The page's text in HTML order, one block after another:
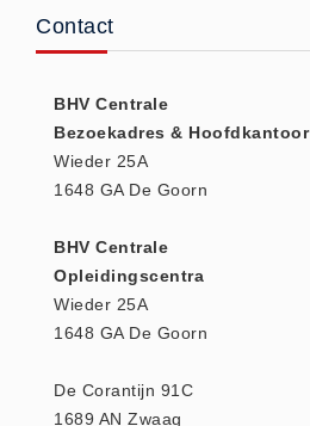
Actie (5)
AED
AED batterijen (12)
AED binnen - buiten kasten (11)
AED elektroden (18)
Beademings materialen (6)
AED trainers (14)
BHV Kasten
BHV Kleding
Contact
BHV Centrale
Bezoekadres & Hoofdkantoor
Wieder 25A
1648 GA De Goorn
BHV Centrale
Opleidingscentra
Wieder 25A
1648 GA De Goorn
De Corantijn 91C
1689 AN Zwaag